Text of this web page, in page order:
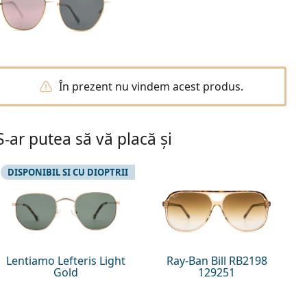
În prezent nu vindem acest produs.
ar putea să vă placă și
Lentiamo Lefteris Light
Gold
DISPONIBIL SI CU DIOPTRII
Ray-Ban Bill RB2198
129251